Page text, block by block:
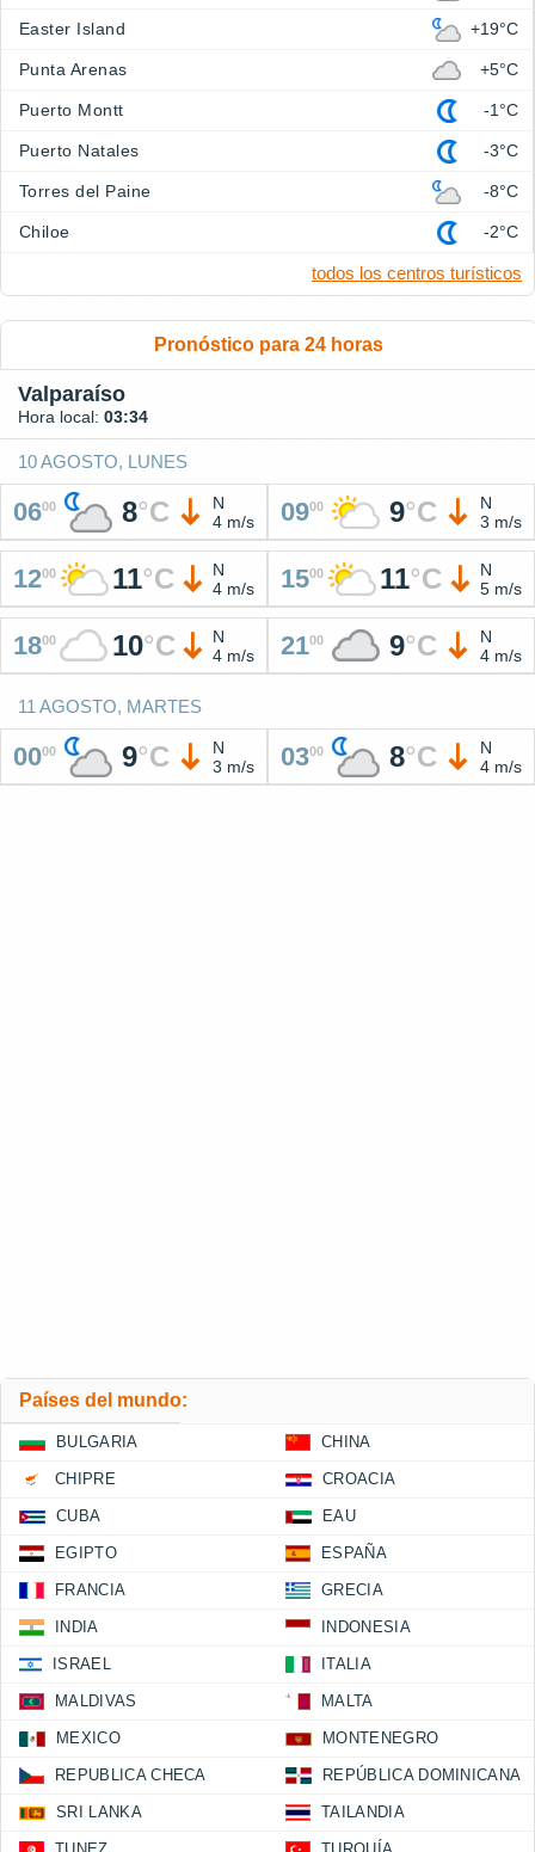
Easter Island +19°C
Punta Arenas +5°C
Puerto Montt -1°C
Puerto Natales -3°C
Torres del Paine -8°C
Chiloe -2°C
todos los centros turísticos
Pronóstico para 24 horas
Valparaíso
Hora local: 03:34
10 AGOSTO, LUNES
0600 8°C
N
4 m/s
0900 9°C
N
3 m/s
1200 11°C
N
4 m/s
1500 11°C
N
5 m/s
1800 10°C
N
4 m/s
2100 9°C
N
4 m/s
11 AGOSTO, MARTES
0000 9°C
N
3 m/s
0300 8°C
N
4 m/s
Países del mundo:
BULGARIA CHINA
CHIPRE CROACIA
CUBA EAU
EGIPTO ESPAÑA
FRANCIA GRECIA
INDIA INDONESIA
ISRAEL ITALIA
MALDIVAS MALTA
MEXICO MONTENEGRO
REPUBLICA CHECA REPÚBLICA DOMINICANA
SRI LANKA TAILANDIA